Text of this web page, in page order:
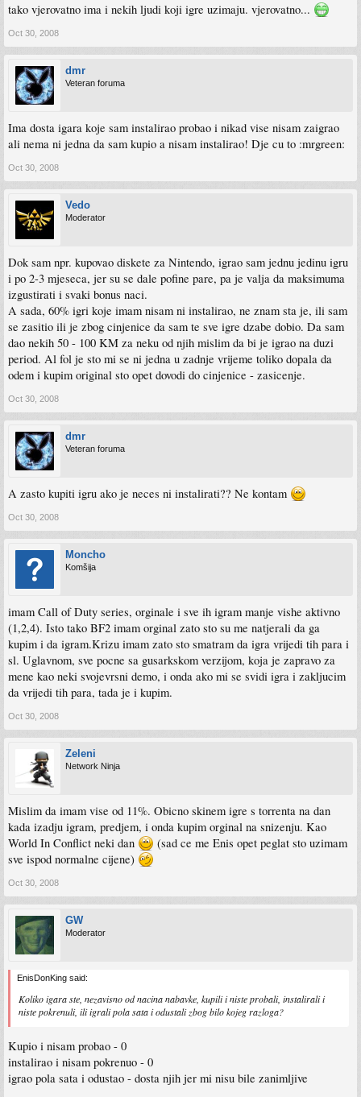
tako vjerovatno ima i nekih ljudi koji igre uzimaju. vjerovatno...
Oct 30, 2008
dmr
Veteran foruma
Ima dosta igara koje sam instalirao probao i nikad vise nisam zaigrao
ali nema ni jedna da sam kupio a nisam instalirao! Dje cu to :mrgreen:
Oct 30, 2008
Vedo
Moderator
Dok sam npr. kupovao diskete za Nintendo, igrao sam jednu jedinu igru
i po 2-3 mjeseca, jer su se dale pofine pare, pa je valja da maksimuma
izgustirati i svaki bonus naci.
A sada, 60% igri koje imam nisam ni instalirao, ne znam sta je, ili sam
se zasitio ili je zbog cinjenice da sam te sve igre dzabe dobio. Da sam
dao nekih 50 - 100 KM za neku od njih mislim da bi je igrao na duzi
period. Al fol je sto mi se ni jedna u zadnje vrijeme toliko dopala da
odem i kupim original sto opet dovodi do cinjenice - zasicenje.
Oct 30, 2008
dmr
Veteran foruma
A zasto kupiti igru ako je neces ni instalirati?? Ne kontam
Oct 30, 2008
Moncho
Komšija
imam Call of Duty series, orginale i sve ih igram manje vishe aktivno
(1,2,4). Isto tako BF2 imam orginal zato sto su me natjerali da ga
kupim i da igram.Krizu imam zato sto smatram da igra vrijedi tih para i
sl. Uglavnom, sve pocne sa gusarkskom verzijom, koja je zapravo za
mene kao neki svojevrsni demo, i onda ako mi se svidi igra i zakljucim
da vrijedi tih para, tada je i kupim.
Oct 30, 2008
Zeleni
Network Ninja
Mislim da imam vise od 11%. Obicno skinem igre s torrenta na dan
kada izadju igram, predjem, i onda kupim orginal na snizenju. Kao
World In Conflict neki dan
(sad ce me Enis opet peglat sto uzimam
sve ispod normalne cijene)
Oct 30, 2008
GW
Moderator
EnisDonKing said:
Koliko igara ste, nezavisno od nacina nabavke, kupili i niste probali, instalirali i
niste pokrenuli, ili igrali pola sata i odustali zbog bilo kojeg razloga?
Kupio i nisam probao - 0
instalirao i nisam pokrenuo - 0
igrao pola sata i odustao - dosta njih jer mi nisu bile zanimljive